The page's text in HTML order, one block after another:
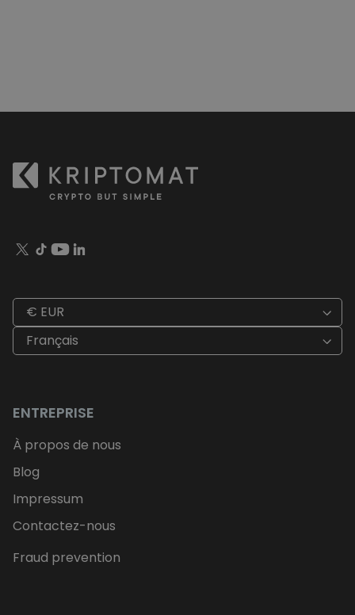
€ EUR
Français
ENTREPRISE
À propos de nous
Blog
Impressum
Contactez-nous
Fraud prevention